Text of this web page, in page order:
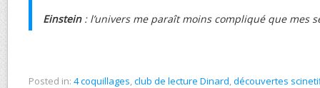
Einstein: l’univers me paraît moins compliqué que mes
Posted in: 4 coquillages,club de lecture Dinard,découvertes